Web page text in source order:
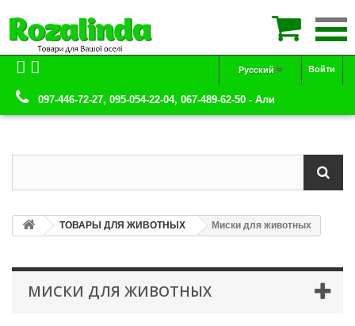
Войти
Русский
097-446-72-27, 095-054-22-04, 067-489-62-50 - Али
ТОВАРЫ ДЛЯ ЖИВОТНЫХ Миски для животных
МИСКИ ДЛЯ ЖИВОТНЫХ
